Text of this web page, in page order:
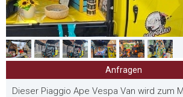
Anfragen
Dieser Piaggio Ape Vespa Van wird zum